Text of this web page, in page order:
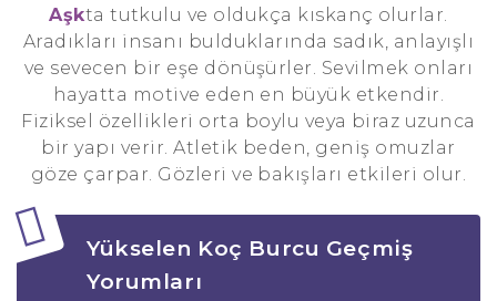
Aşkta tutkulu ve oldukça kıskanç olurlar.
Aradıkları insanı bulduklarında sadık, anlayışlı
ve sevecen bir eşe dönüşürler. Sevilmek onları
hayatta motive eden en büyük etkendir.
Fiziksel özellikleri orta boylu veya biraz uzunca
bir yapı verir. Atletik beden, geniş omuzlar
göze çarpar. Gözleri ve bakışları etkileri olur.
Yükselen Koç Burcu Geçmiş
Yorumları